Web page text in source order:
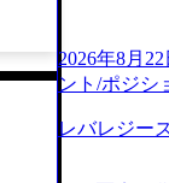
2026年8月
ント/ポジシ
レバレジー